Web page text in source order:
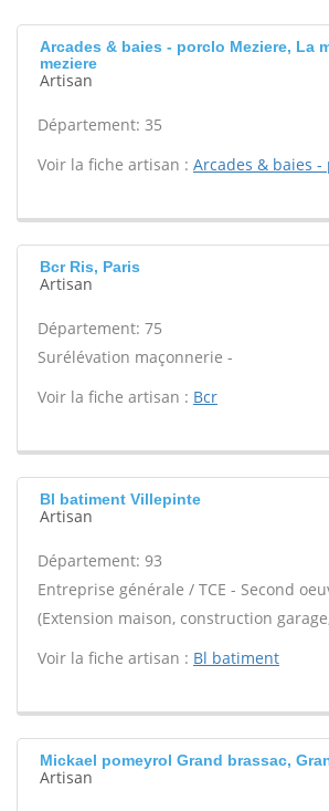
Arcades & baies - porclo Meziere, La
meziere
Artisan
Département: 35
Voir la fiche artisan : Arcades & baies -
Bcr Ris, Paris
Artisan
Département: 75
Surélévation maçonnerie -
Voir la fiche artisan : Bcr
Bl batiment Villepinte
Artisan
Département: 93
Entreprise générale / TCE - Second
(Extension maison, construction
Voir la fiche artisan : Bl batiment
Mickael pomeyrol Grand brassac,
Artisan